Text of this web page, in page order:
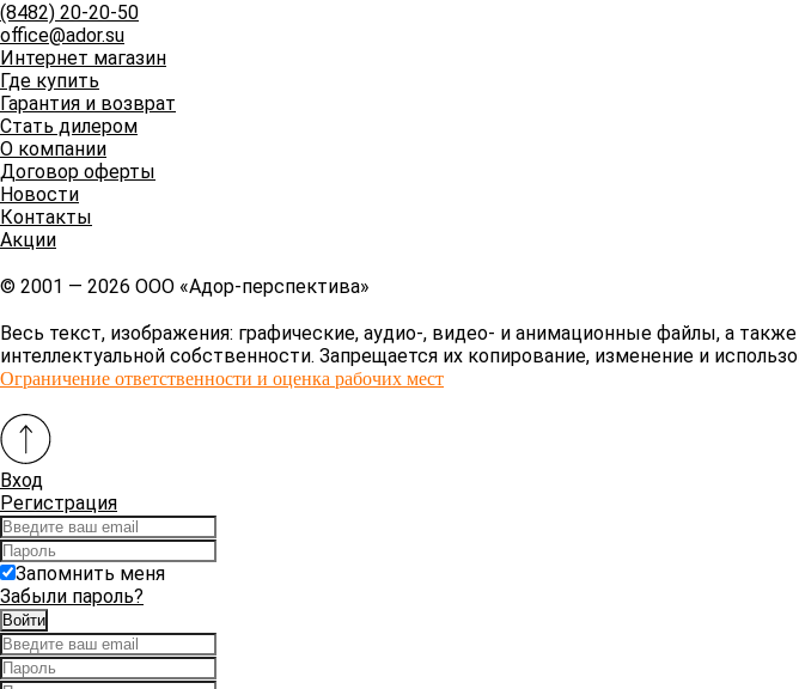
(8482) 20-20-50
office@ador.su
Интернет магазин
Где купить
Гарантия и возврат
Стать дилером
О компании
Договор оферты
Новости
Контакты
Акции
© 2001 — 2026 ООО «Адор-перспектива»
Весь текст, изображения: графические, аудио-, видео- и анимационные файлы, а
интеллектуальной собственности. Запрещается их копирование, изменение и
Ограничение ответственности и оценка рабочих мест
Вход
Регистрация
Запомнить меня
Забыли пароль?